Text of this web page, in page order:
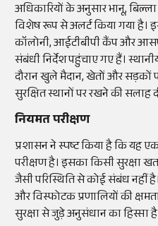
अधिकारियों के अनुसार भानू,
विशेष रूप से अलर्ट किया गया है।
कॉलोनी, आईटीबीपी कैंप और
संबंधी निर्देश पहुंचाए गए हैं।
दौरान खुले मैदान, खेतों और सड़कों
सुरक्षित स्थानों पर रखने की सलाह
नियमत परीक्षण
प्रशासन ने स्पष्ट किया है कि यह एक
परीक्षण है। इसका किसी सुरक्षा
जैसी परिस्थिति से कोई संबंध नहीं
और विस्फोटक प्रणालियों की
सुरक्षा से जुड़े अनुसंधान का हिस्सा